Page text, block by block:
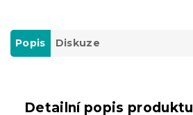
Popis Diskuze
Detailní popis produktu